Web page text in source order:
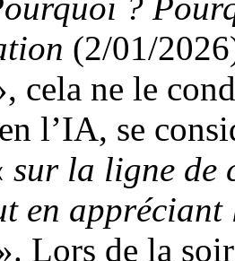
(2/01/
cela ne le
l’IA, se
sur la ligne de
en
Lors de la